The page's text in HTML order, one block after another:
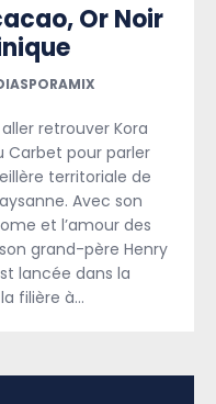
Or Noir
retrouver Kora
Carbet pour parler
territoriale de
Avec son
et l’amour des
grand-père Henry
lancée dans la
filière à…